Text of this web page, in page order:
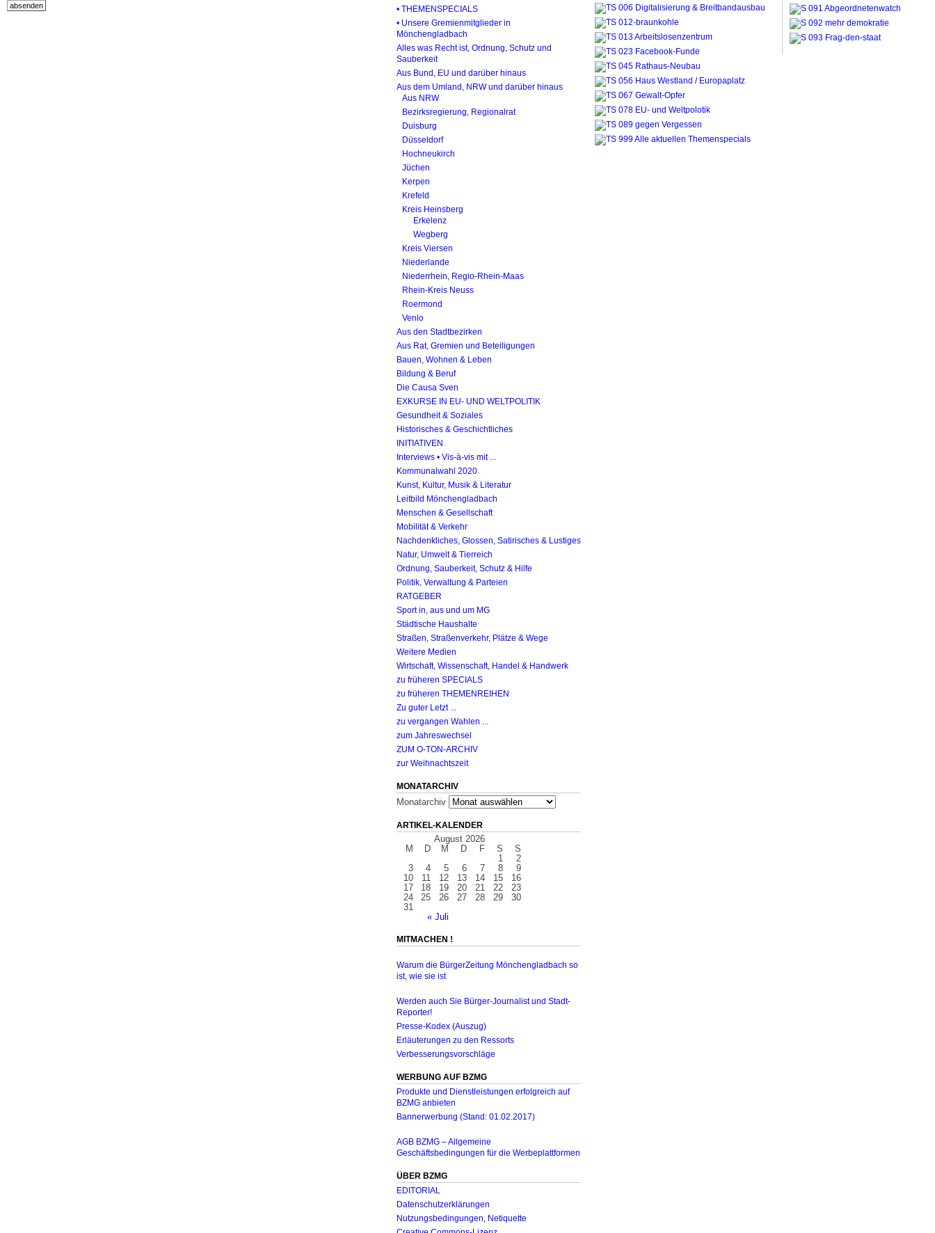
• THEMENSPECIALS
• Unsere Gremienmitglieder in
Mönchengladbach
Alles was Recht ist, Ordnung, Schutz und
Sauberkeit
Aus Bund, EU und darüber hinaus
Aus dem Umland, NRW und darüber hinaus
Aus NRW
Bezirksregierung, Regionalrat
Duisburg
Düsseldorf
Hochneukirch
Jüchen
Kerpen
Krefeld
Kreis Heinsberg
Erkelenz
Wegberg
Kreis Viersen
Niederlande
Niederrhein, Regio-Rhein-Maas
Rhein-Kreis Neuss
Roermond
Venlo
Aus den Stadtbezirken
Aus Rat, Gremien und Beteiligungen
Bauen, Wohnen & Leben
Bildung & Beruf
Die Causa Sven
EXKURSE IN EU- UND WELTPOLITIK
Gesundheit & Soziales
Historisches & Geschichtliches
INITIATIVEN
Interviews • Vis-à-vis mit ...
Kommunalwahl 2020
Kunst, Kultur, Musik & Literatur
Leitbild Mönchengladbach
Menschen & Gesellschaft
Mobilität & Verkehr
Nachdenkliches, Glossen, Satirisches & Lustiges
Natur, Umwelt & Tierreich
Ordnung, Sauberkeit, Schutz & Hilfe
Politik, Verwaltung & Parteien
RATGEBER
Sport in, aus und um MG
Städtische Haushalte
Straßen, Straßenverkehr, Plätze & Wege
Weitere Medien
Wirtschaft, Wissenschaft, Handel & Handwerk
zu früheren SPECIALS
zu früheren THEMENREIHEN
Zu guter Letzt ...
zu vergangen Wahlen ...
zum Jahreswechsel
ZUM O-TON-ARCHIV
zur Weihnachtszeit
MONATARCHIV
Monatarchiv
ARTIKEL-KALENDER
August 2026
M
D M D F S S
« Juli
1
2
3
4 5 6 7 8
9
10
11 12 13 14 15
16
17
18 19 20 21 22
23
24
25 26 27 28 29
30
31
MITMACHEN !
Warum die BürgerZeitung Mönchengladbach so
ist, wie sie ist
Werden auch Sie Bürger-Journalist und Stadt-
Reporter!
Presse-Kodex (Auszug)
Erläuterungen zu den Ressorts
Verbesserungsvorschläge
WERBUNG AUF BZMG
Produkte und Dienstleistungen erfolgreich auf
BZMG anbieten
Bannerwerbung (Stand: 01.02.2017)
AGB BZMG – Allgemeine
Geschäftsbedingungen für die Werbeplattformen
ÜBER BZMG
EDITORIAL
Datenschutzerklärungen
Nutzungsbedingungen, Netiquette